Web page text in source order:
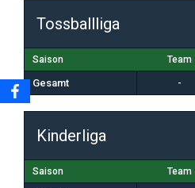
Tossballliga
Saison Team
Gesamt -
Kinderliga
Saison Team